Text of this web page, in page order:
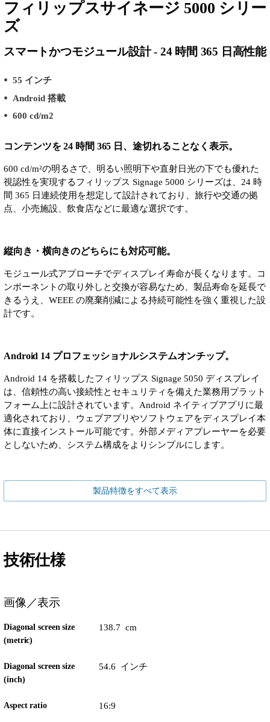
フィリップスサイネージ 5000 シリー
ズ
スマートかつモジュール設計 - 24 時間 365 日高性能
55 インチ
Android 搭載
600 cd/m2
コンテンツを 24 時間 365 日、途切れることなく表示。
600 cd/m²の明るさで、明るい照明下や直射日光の下でも優れた
視認性を実現するフィリップス Signage 5000 シリーズは、24 時
間 365 日連続使用を想定して設計されており、旅行や交通の拠
点、小売施設、飲食店などに最適な選択です。
縦向き・横向きのどちらにも対応可能。
モジュール式アプローチでディスプレイ寿命が長くなります。コ
ンポーネントの取り外しと交換が容易なため、製品寿命を延長で
きるうえ、WEEE の廃棄削減による持続可能性を強く重視した設
計です。
Android 14 プロフェッショナルシステムオンチップ。
Android 14 を搭載したフィリップス Signage 5050 ディスプレイ
は、信頼性の高い接続性とセキュリティを備えた業務用プラット
フォーム上に設計されています。Android ネイティブアプリに最
適化されており、ウェブアプリやソフトウェアをディスプレイ本
体に直接インストール可能です。外部メディアプレーヤーを必要
としないため、システム構成をよりシンプルにします。
製品特徴をすべて表示
技術仕様
画像／表示
Diagonal screen size
(metric)
138.7 cm
Diagonal screen size
(inch)
54.6 インチ
Aspect ratio 16:9